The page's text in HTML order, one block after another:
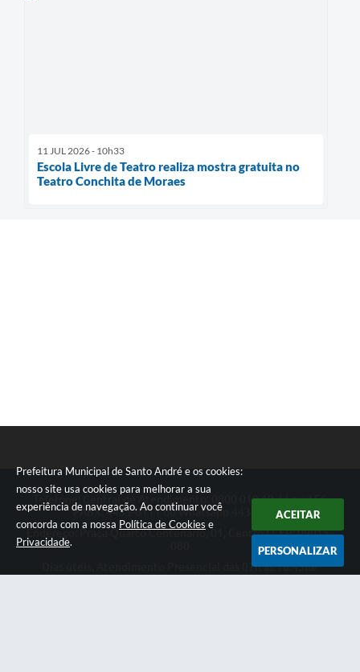
Prefeitura Municipal de Santo André e os cookies:
nosso site usa cookies para melhorar a sua
experiência de navegação. Ao continuar você
concorda com a nossa Política de Cookies e
Privacidade.
ACEITAR
PERSONALIZAR
11 JUL 2026 - 10h33
Escola Livre de Teatro realiza mostra gratuita no
Teatro Conchita de Moraes
Telefone: Central de Atendimento: 0800 019 19 44 ou 156
PABX: 4433-0111 ou Whatsapp 4433-0123
Endereço: Praça Quarto Centenário, 01, Centro | CEP: 09015-
Dias úteis, Atendimento Presencial das 07h as 18:45he